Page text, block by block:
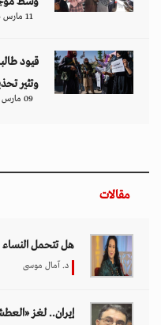
11 مارس 2026 - 10:26
قيود
وتثير
09 مارس 2026 - 14:09
مقالات
هل تتحمل النساء انتظارَ
د. آمال موسى
إيران.. لغز